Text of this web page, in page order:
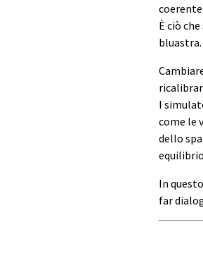
È ciò
bluastra.
I
come le
dello
In
far